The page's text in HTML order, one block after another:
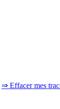
⇒ Effacer mes